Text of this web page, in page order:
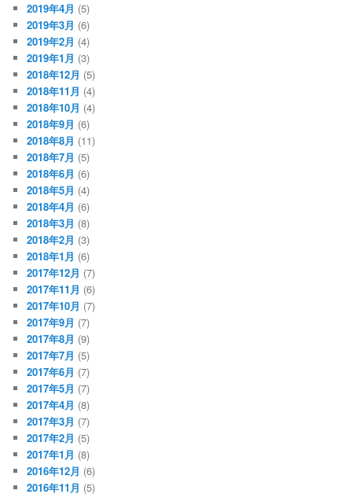
2019年4月 (5)
2019年3月 (6)
2019年2月 (4)
2019年1月 (3)
2018年12月 (5)
2018年11月 (4)
2018年10月 (4)
2018年9月 (6)
2018年8月 (11)
2018年7月 (5)
2018年6月 (6)
2018年5月 (4)
2018年4月 (6)
2018年3月 (8)
2018年2月 (3)
2018年1月 (6)
2017年12月 (7)
2017年11月 (6)
2017年10月 (7)
2017年9月 (7)
2017年8月 (9)
2017年7月 (5)
2017年6月 (7)
2017年5月 (7)
2017年4月 (8)
2017年3月 (7)
2017年2月 (5)
2017年1月 (8)
2016年12月 (6)
2016年11月 (5)